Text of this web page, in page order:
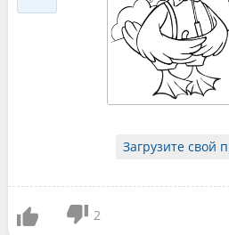
Загрузите свой
2